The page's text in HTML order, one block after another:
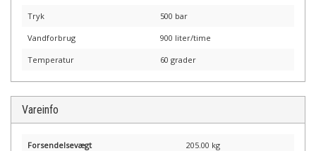
Tryk 500 bar
Vandforbrug 900 liter/time
Temperatur 60 grader
Vareinfo
Forsendelsevægt 205.00 kg